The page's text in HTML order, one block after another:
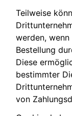
Teilweise
werden, wenn
Bestellung
Diese
bestimmter
von